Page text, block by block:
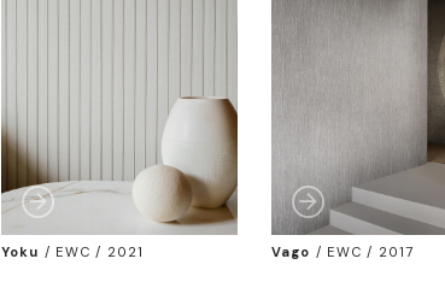
Yoku / EWC / 2021 Vago / EWC / 2017